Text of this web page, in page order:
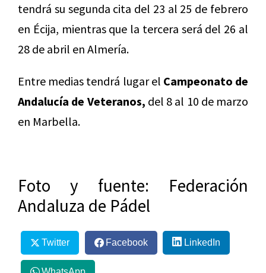
tendrá su segunda cita del 23 al 25 de febrero
en Écija, mientras que la tercera será del 26 al
28 de abril en Almería.
Entre medias tendrá lugar el Campeonato de
Andalucía de Veteranos, del 8 al 10 de marzo
en Marbella.
Foto y fuente: Federación
Andaluza de Pádel
Twitter Facebook LinkedIn